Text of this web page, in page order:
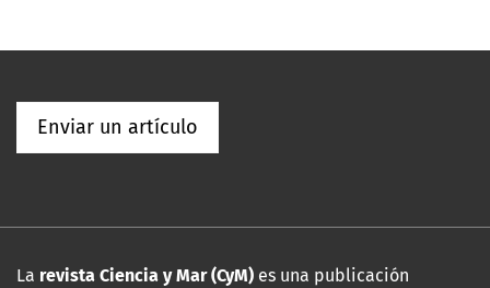
Enviar un artículo
La revista Ciencia y Mar (CyM) es una publicación